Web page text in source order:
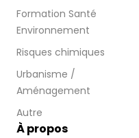
Formation Santé
Environnement
Risques chimiques
Urbanisme /
Aménagement
Autre
À propos